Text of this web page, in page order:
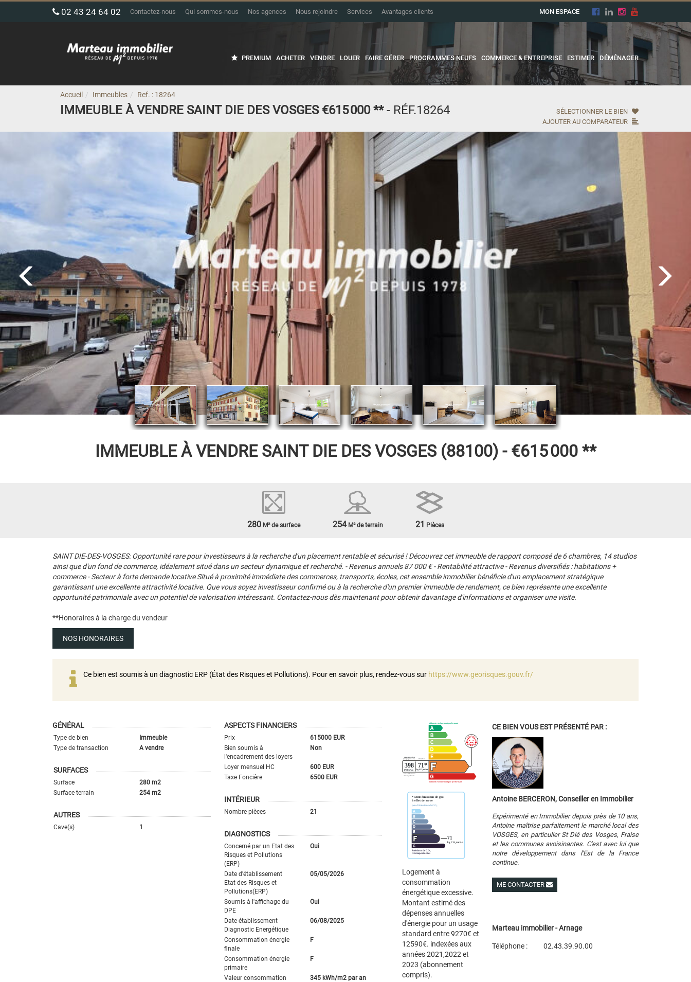
02 43 24 64 02 Contactez-nous Qui sommes-nous Nos agences Nous rejoindre Services Avantages clients MON ESPACE
PREMIUM ACHETER VENDRE LOUER FAIRE GÉRER PROGRAMMES NEUFS COMMERCE & ENTREPRISE ESTIMER DÉMÉNAGER
Accueil Immeubles Ref. : 18264
IMMEUBLE À VENDRE SAINT DIE DES VOSGES €615 000**- RÉF.18264
SÉLECTIONNER LE BIEN
AJOUTER AU COMPARATEUR
IMMEUBLE À VENDRESAINT DIE DES VOSGES (88100) - €615 000**
280M² de surface 254M² de terrain 21 Pièces
SAINT DIE-DES-VOSGES: Opportunité rare pour investisseurs à la recherche d'un placement rentable et sécurisé ! Découvrez cet immeuble de rapport composé de 6 chambres, 14 studios
ainsi que d'un fond de commerce, idéalement situé dans un secteur dynamique et recherché. - Revenus annuels 87 000 € - Rentabilité attractive - Revenus diversifiés : habitations +
commerce - Secteur à forte demande locative Situé à proximité immédiate des commerces, transports, écoles, cet ensemble immobilier bénéficie d'un emplacement stratégique
garantissant une excellente attractivité locative. Que vous soyez investisseur confirmé ou à la recherche d'un premier immeuble de rendement, ce bien représente une excellente
opportunité patrimoniale avec un potentiel de valorisation intéressant. Contactez-nous dès maintenant pour obtenir davantage d'informations et organiser une visite.
**Honoraires à la charge du vendeur
NOS HONORAIRES
Ce bien est soumis à un diagnostic ERP (État des Risques et Pollutions). Pour en savoir plus, rendez-vous sur https://www.georisques.gouv.fr/
GÉNÉRAL
Type de bien
Immeuble
Type de transaction
A vendre
ASPECTS FINANCIERS
Prix
615000 EUR
Bien soumis à
l'encadrement des loyers
Non
Loyer mensuel HC
600 EUR
Taxe Foncière
6500 EUR
SURFACES
Surface
280 m2
Surface terrain
254 m2
INTÉRIEUR
Nombre pièces 21
AUTRES
Cave(s) 1
DIAGNOSTICS
Concerné par un Etat des
Risques et Pollutions
(ERP)
Oui
Date d'établissement
Etat des Risques et
Pollutions(ERP)
05/05/2026
Soumis à l'affichage du
DPE
Oui
Date établissement
Diagnostic Energétique
06/08/2025
Consommation énergie
finale
F
Consommation énergie
primaire
F
Valeur consommation
345 kWh/m2 par an
Logement à
consommation
énergétique excessive.
Montant estimé des
dépenses annuelles
d'énergie pour un usage
standard entre 9270€ et
12590€. indexées aux
années 2021,2022 et
2023 (abonnement
compris).
CE BIEN VOUS EST PRÉSENTÉ PAR :
Antoine BERCERON, Conseiller en Immobilier
Expérimenté en Immobilier depuis près de 10 ans,
Antoine maîtrise parfaitement le marché local des
VOSGES, en particulier St Dié des Vosges, Fraise
et les communes avoisinantes. C'est avec lui que
notre développement dans l'Est de la France
continue.
ME CONTACTER
Marteau immobilier - Arnage
Téléphone :
02.43.39.90.00